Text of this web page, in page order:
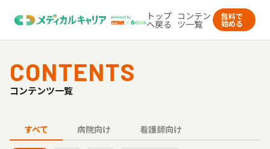
トップ
へ戻る
コンテン
ツ一覧
無料で
始める
CONTENTS
コンテンツ一覧
すべて 病院向け 看護師向け